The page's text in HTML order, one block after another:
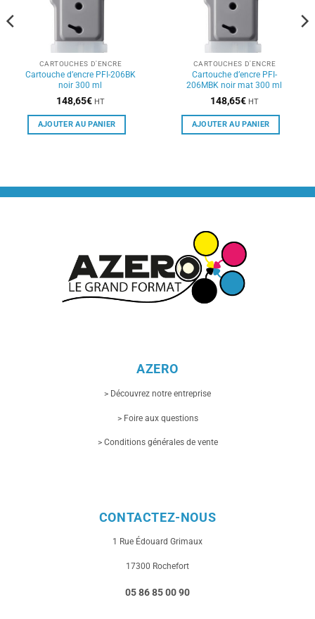
CARTOUCHES D'ENCRE
Cartouche d’encre PFI-206BK
noir 300 ml
148,65€ HT
AJOUTER AU PANIER
CARTOUCHES D'ENCRE
Cartouche d’encre PFI-
206MBK noir mat 300 ml
148,65€ HT
AJOUTER AU PANIER
AZERO
> Découvrez notre entreprise
> Foire aux questions
> Conditions générales de vente
CONTACTEZ-NOUS
1 Rue Édouard Grimaux
17300 Rochefort
05 86 85 00 90